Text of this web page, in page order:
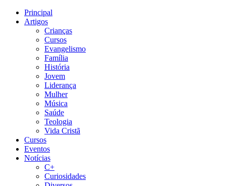
Principal
Artigos
Crianças
Cursos
Evangelismo
Família
História
Jovem
Liderança
Mulher
Música
Saúde
Teologia
Vida Cristã
Cursos
Eventos
Notícias
C+
Curiosidades